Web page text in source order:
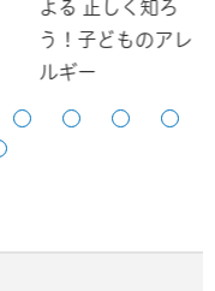
よる 正しく知ろ
う！子どものアレ
ルギー